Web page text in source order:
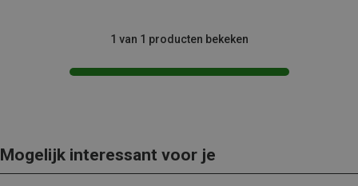
1 van 1 producten bekeken
Mogelijk interessant voor je